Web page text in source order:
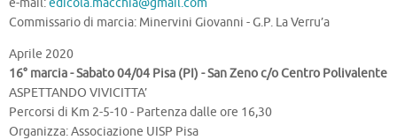
e-mail:edicola.macchia@gmail.com
Commissario di marcia: Minervini Giovanni - G.P. La Verru’a
Aprile 2020
16° marcia - Sabato 04/04 Pisa (PI) - San Zeno c/o Centro Polivalente
ASPETTANDO VIVICITTA’
Percorsi di Km 2-5-10 - Partenza dalle ore 16,30
Organizza: Associazione UISP Pisa